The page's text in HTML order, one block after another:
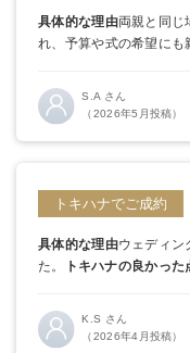
具体的な理由両親と同じ
れ、予算や式の希望にも
はないものであり、決め
要という点は他にはなく
S.A さん
（2026年5月投稿）
トキハナでご成約
具体的な理由ウェディン
た。
トキハナの良かった
イント。
K.S さん
（2026年4月投稿）